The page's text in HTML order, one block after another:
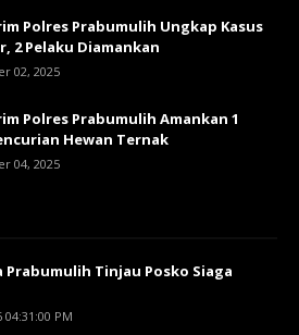
Polres Prabumulih Ungkap Kasus
2 Pelaku Diamankan
02, 2025
Polres Prabumulih Amankan 1
Hewan Ternak
04, 2025
Prabumulih Tinjau Posko Siaga
04:31:00 PM